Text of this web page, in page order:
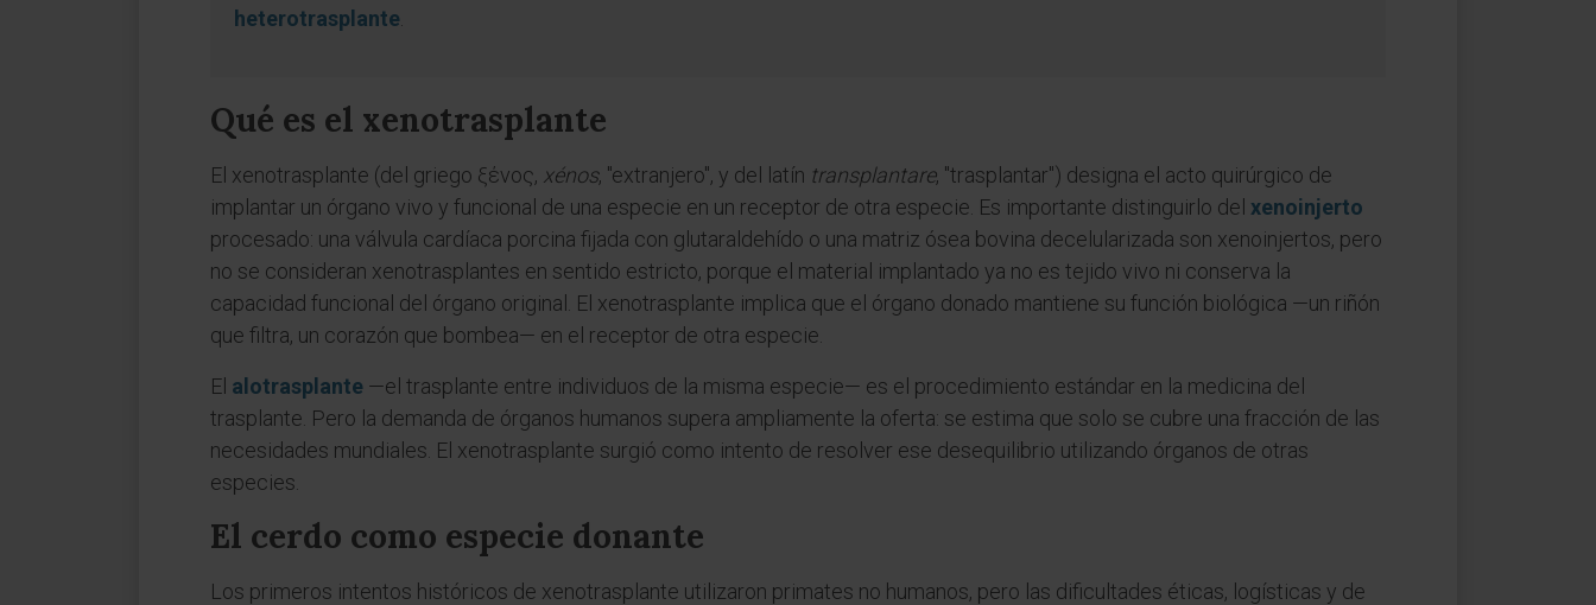
heterotrasplante
Qué es el xenotrasplante
El xenotrasplante (del griego ξένος, xénos, "extranjero", y del latín transplantare, "trasplantar") designa el acto quirúrgico de
implantar un órgano vivo y funcional de una especie en un receptor de otra especie. Es importante distinguirlo del xenoinjerto
procesado: una válvula cardíaca porcina fijada con glutaraldehído o una matriz ósea bovina decelularizada son xenoinjertos, pero
no se consideran xenotrasplantes en sentido estricto, porque el material implantado ya no es tejido vivo ni conserva la
capacidad funcional del órgano original. El xenotrasplante implica que el órgano donado mantiene su función biológica —un riñón
que filtra, un corazón que bombea— en el receptor de otra especie.
El alotrasplante —el trasplante entre individuos de la misma especie— es el procedimiento estándar en la medicina del
trasplante. Pero la demanda de órganos humanos supera ampliamente la oferta: se estima que solo se cubre una fracción de las
necesidades mundiales. El xenotrasplante surgió como intento de resolver ese desequilibrio utilizando órganos de otras
especies.
El cerdo como especie donante
Los primeros intentos históricos de xenotrasplante utilizaron primates no humanos, pero las dificultades éticas, logísticas y de